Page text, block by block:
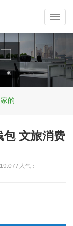
的
包 文旅消费
/ 人气：